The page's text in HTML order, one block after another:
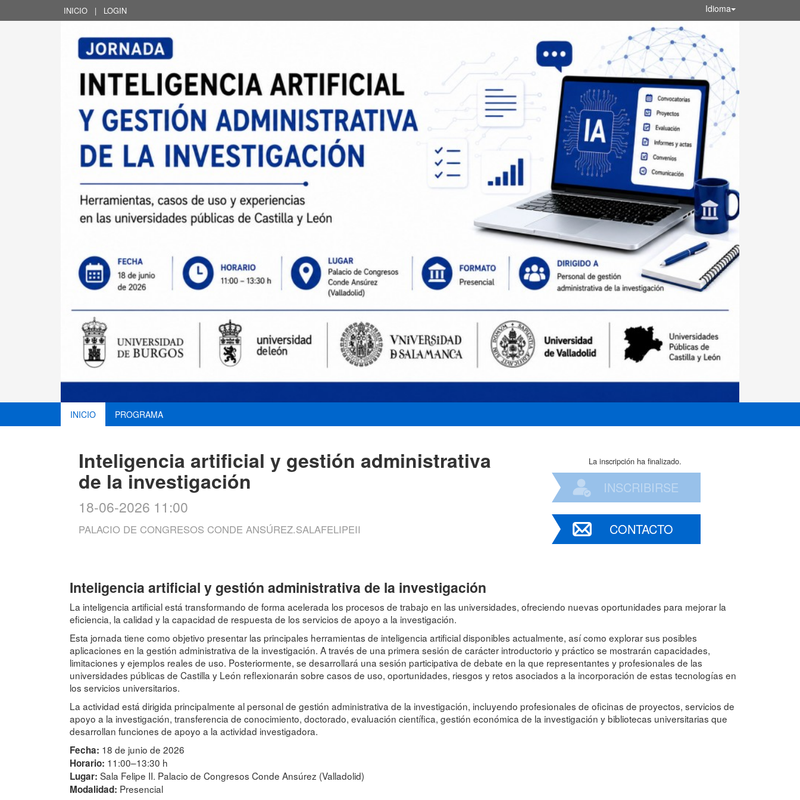
INICIO | LOGIN Idioma
INICIO PROGRAMA
Inteligencia artificial y gestión administrativa
de la investigación
18-06-2026 11:00
PALACIO DE CONGRESOS CONDE ANSÚREZ.SALAFELIPEII
La inscripción ha finalizado.
INSCRIBIRSE
CONTACTO
Inteligencia artificial y gestión administrativa de la investigación
La inteligencia artificial está transformando de forma acelerada los procesos de trabajo en las universidades, ofreciendo nuevas oportunidades para mejorar la
eficiencia, la calidad y la capacidad de respuesta de los servicios de apoyo a la investigación.
Esta jornada tiene como objetivo presentar las principales herramientas de inteligencia artificial disponibles actualmente, así como explorar sus posibles
aplicaciones en la gestión administrativa de la investigación. A través de una primera sesión de carácter introductorio y práctico se mostrarán capacidades,
limitaciones y ejemplos reales de uso. Posteriormente, se desarrollará una sesión participativa de debate en la que representantes y profesionales de las
universidades públicas de Castilla y León reflexionarán sobre casos de uso, oportunidades, riesgos y retos asociados a la incorporación de estas tecnologías en
los servicios universitarios.
La actividad está dirigida principalmente al personal de gestión administrativa de la investigación, incluyendo profesionales de oficinas de proyectos, servicios de
apoyo a la investigación, transferencia de conocimiento, doctorado, evaluación científica, gestión económica de la investigación y bibliotecas universitarias que
desarrollan funciones de apoyo a la actividad investigadora.
Fecha: 18 de junio de 2026
Horario: 11:00–13:30 h
Lugar: Sala Felipe II. Palacio de Congresos Conde Ansúrez (Valladolid)
Modalidad: Presencial